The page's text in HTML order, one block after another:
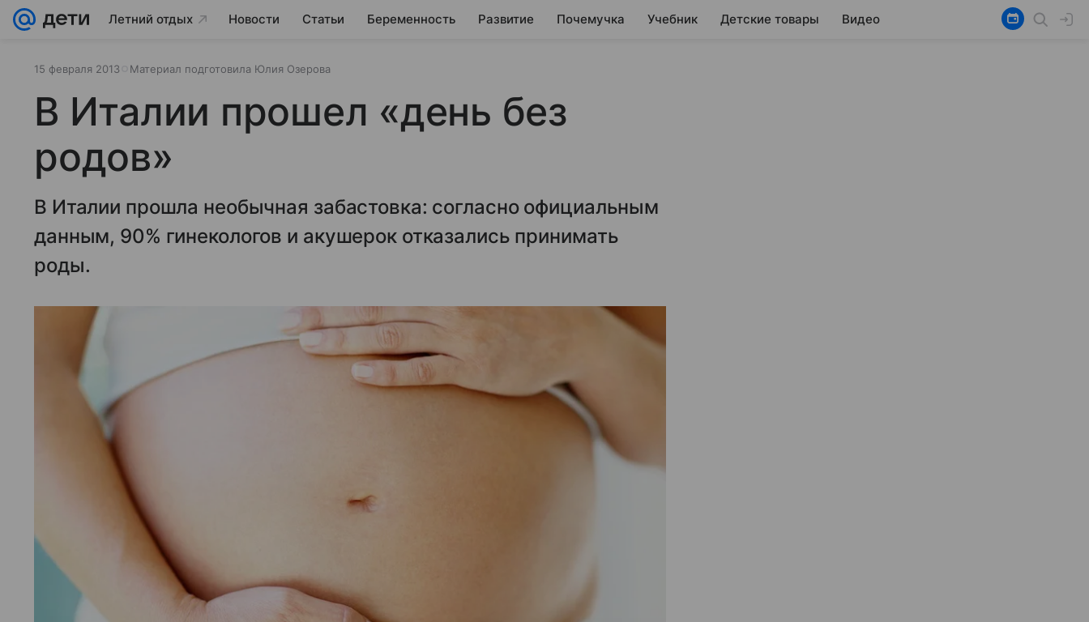
Летний отдых Новости Статьи Беременность Развитие Почемучка Учебник Детские товары Видео
15 февраля 2013 Материал подготовила Юлия Озерова
В Италии прошел «день без
родов»
В Италии прошла необычная забастовка: согласно официальным
данным, 90% гинекологов и акушерок отказались принимать
роды.